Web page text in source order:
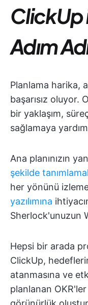
ClickUp
Adım
Planlama harika,
başarısız oluyor.
bir yaklaşım,
sağlamaya
Ana planınızın
şekilde
her yönünü
yazılımına
Sherlock'unuzun
Hepsi bir arada
ClickUp,
atanmasına ve
planlanan